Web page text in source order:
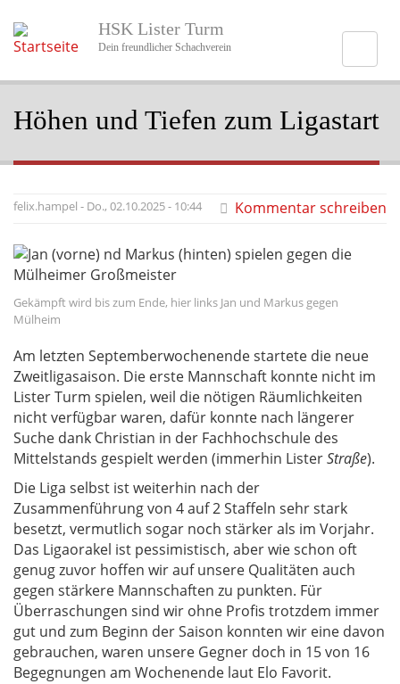
zum
Inhalt
HSK Lister Turm
Dein freundlicher Schachverein
Höhen und Tiefen zum Ligastart
felix.hampel - Do., 02.10.2025 - 10:44 Kommentar schreiben
Bildunterschrift
Hauptbild
Gekämpft wird bis zum Ende, hier links Jan und Markus gegen
Mülheim
Am letzten Septemberwochenende startete die neue
Zweitligasaison. Die erste Mannschaft konnte nicht im
Lister Turm spielen, weil die nötigen Räumlichkeiten
nicht verfügbar waren, dafür konnte nach längerer
Suche dank Christian in der Fachhochschule des
Mittelstands gespielt werden (immerhin ListerStraße).
Die Liga selbst ist weiterhin nach der
Zusammenführung von 4 auf 2 Staffeln sehr stark
besetzt, vermutlich sogar noch stärker als im Vorjahr.
Das Ligaorakel ist pessimistisch, aber wie schon oft
genug zuvor hoffen wir auf unsere Qualitäten auch
gegen stärkere Mannschaften zu punkten. Für
Überraschungen sind wir ohne Profis trotzdem immer
gut und zum Beginn der Saison konnten wir eine davon
gebrauchen, waren unsere Gegner doch in 15 von 16
Begegnungen am Wochenende laut Elo Favorit.